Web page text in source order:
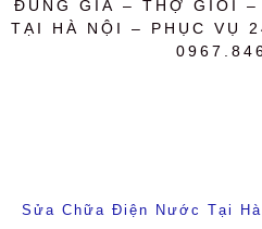
ĐÚNG GIÁ – THỢ GIỎI –
TẠI HÀ NỘI – PHỤC VỤ
Sửa Chữa Điện Nước Tại